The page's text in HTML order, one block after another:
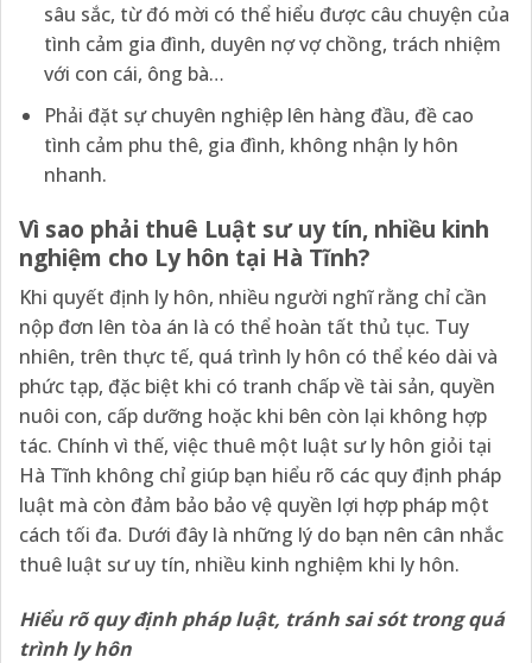
sâu sắc, từ đó mời có thể hiểu được câu chuyện của
tình cảm gia đình, duyên nợ vợ chồng, trách nhiệm
với con cái, ông bà…
Phải đặt sự chuyên nghiệp lên hàng đầu, đề cao
tình cảm phu thê, gia đình, không nhận ly hôn
nhanh.
Vì sao phải thuê Luật sư uy tín, nhiều kinh
nghiệm cho Ly hôn tại Hà Tĩnh?
Khi quyết định ly hôn, nhiều người nghĩ rằng chỉ cần
nộp đơn lên tòa án là có thể hoàn tất thủ tục. Tuy
nhiên, trên thực tế, quá trình ly hôn có thể kéo dài và
phức tạp, đặc biệt khi có tranh chấp về tài sản, quyền
nuôi con, cấp dưỡng hoặc khi bên còn lại không hợp
tác. Chính vì thế, việc thuê một luật sư ly hôn giỏi tại
Hà Tĩnh không chỉ giúp bạn hiểu rõ các quy định pháp
luật mà còn đảm bảo bảo vệ quyền lợi hợp pháp một
cách tối đa. Dưới đây là những lý do bạn nên cân nhắc
thuê luật sư uy tín, nhiều kinh nghiệm khi ly hôn.
Hiểu rõ quy định pháp luật, tránh sai sót trong quá
trình ly hôn